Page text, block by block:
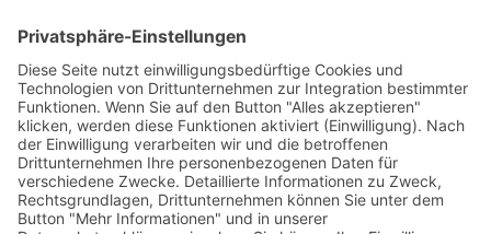
Glossar
Vertrag widerrufen
Barrierefreiheit
Jugendschutz
AGB